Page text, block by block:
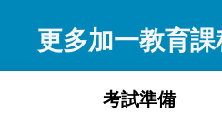
更多加一教育課
考試準備